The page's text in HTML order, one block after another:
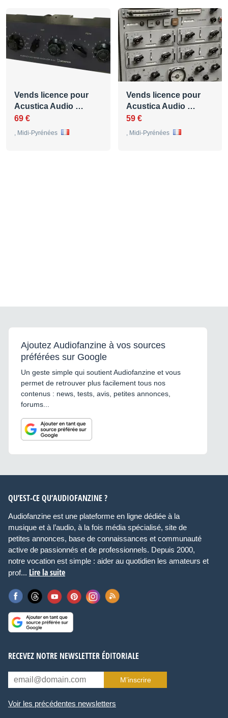
Vends licence pour
Acustica Audio …
69 €
, Midi-Pyrénées
Vends licence pour
Acustica Audio …
59 €
, Midi-Pyrénées
Ajoutez Audiofanzine à vos sources
préférées sur Google
Un geste simple qui soutient Audiofanzine et vous
permet de retrouver plus facilement tous nos
contenus : news, tests, avis, petites annonces,
forums...
QU’EST-CE QU’AUDIOFANZINE ?
Audiofanzine est une plateforme en ligne dédiée à la
musique et à l’audio, à la fois média spécialisé, site de
petites annonces, base de connaissances et communauté
active de passionnés et de professionnels. Depuis 2000,
notre vocation est simple : aider au quotidien les amateurs et
prof... Lire la suite
RECEVEZ NOTRE NEWSLETTER ÉDITORIALE
M’inscrire
Voir les précédentes newsletters